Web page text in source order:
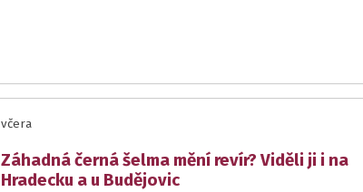
včera
Záhadná černá šelma mění revír? Viděli ji i na
Hradecku a u Budějovic